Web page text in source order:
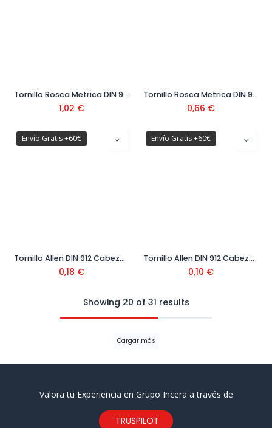
Tornillo Rosca Metrica DIN 933 Cabeza Hexagonal Clase 12.9 Ø12 mm
1,02 €
Tornillo Rosca Metrica DIN 933 Cabeza Hexagonal Clase 12.9 Ø10 mm
0,66 €
Envío Gratis +60€
Tornillo Allen DIN 912 Cabeza Cilindrica Clase 12.9 Negro Ø8
0,18 €
Envío Gratis +60€
Tornillo Allen DIN 912 Cabeza Cilindrica Clase 12.9 Negro Ø6
0,10 €
Showing 20 of 31 results
Cargar más
Valora tu Experiencia en Grupo Incera a través de
TRUSPILOT